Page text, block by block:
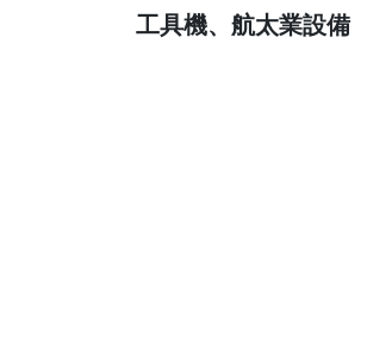
工具機、航太業設備